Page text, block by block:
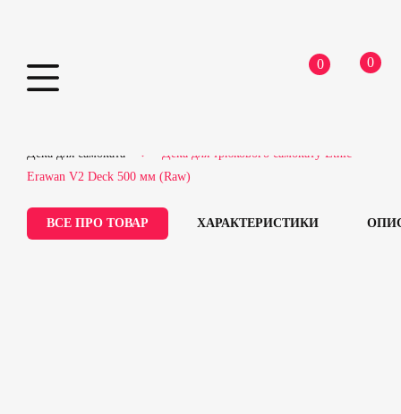
content
0 0
Дека для самоката
Дека для трюкового самокату Ethic
Erawan V2 Deck 500 мм (Raw)
ВСЕ ПРО ТОВАР ХАРАКТЕРИСТИКИ